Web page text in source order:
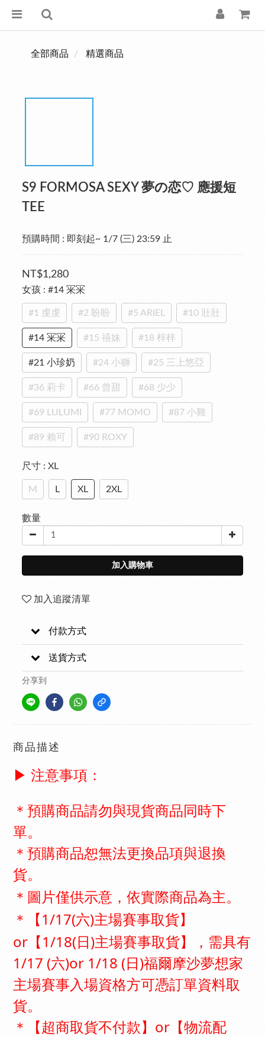
全部商品 精選商品
S9 FORMOSA SEXY 夢の恋♡ 應援短
TEE
預購時間 : 即刻起~ 1/7 (三) 23:59 止
NT$1,280
女孩 : #14 冞冞
#1 虔虔 #2 盼盼 #5 ARIEL #10 壯壯
#14 冞冞 #15 禧妹 #18 梓梓
#21 小珍奶 #24 小獅 #25 三上悠亞
#36 莉卡 #66 曾甜 #68 少少
#69 LULUMI #77 MOMO #87 小雞
#89 賴可 #90 ROXY
尺寸 : XL
M L XL 2XL
數量
加入購物車
加入追蹤清單
付款方式
送貨方式
分享到
商品描述
▶ 注意事項：
＊預購商品請勿與現貨商品同時下
單。
＊預購商品恕無法更換品項與退換
貨。
＊圖片僅供示意， 依實際商品為主。
＊
【1/17(六)主場賽事取貨】
or【1/18(日)主場賽事取貨】，需具有
1/17 (六)or 1/18 (日)福爾摩沙夢想家
主場賽事入場資格方可憑訂單資料取
貨。
＊
【超商取貨不付款】or【物流配